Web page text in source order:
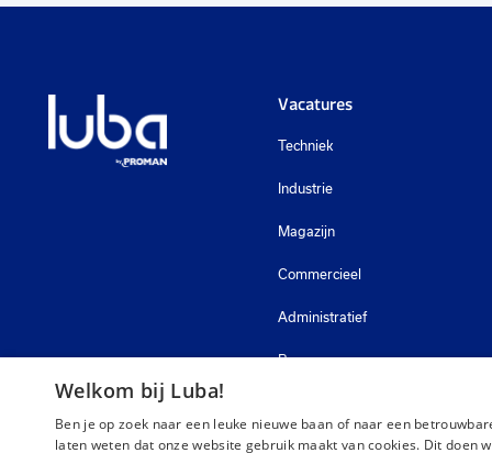
Vacatures
Techniek
Industrie
Magazijn
Commercieel
Administratief
Bouw
Welkom bij Luba!
Ben je op zoek naar een leuke nieuwe baan of naar een
laten weten dat onze website gebruik maakt van cookies. Dit